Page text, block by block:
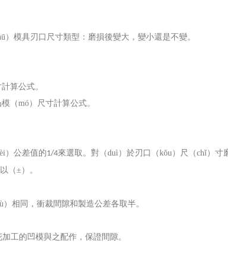
）模具刃口尺寸類型：磨損後變大，變小還是不變。
算公式。
（mó）尺寸計算公式。
）公差值的1/4來選取。對（duì）於刃口（kǒu）尺（chǐ）寸
（±）。
相同，衝裁間隙和製造公差各取半。
工的凹模與之配作，保證間隙。